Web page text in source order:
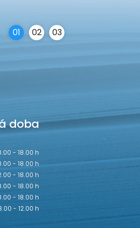
01 02 03
doba
- 18.00 h
- 18.00 h
- 18.00 h
- 18.00 h
- 18.00 h
- 12.00 h